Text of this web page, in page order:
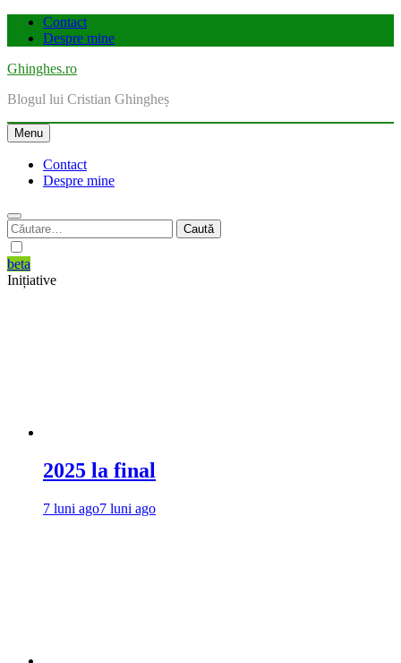
Skip
Contact
Despre mine
Ghinghes.ro
Blogul lui Cristian Ghingheș
Menu
Contact
Despre mine
Caută
după:
beta
Inițiative
2025 la final
7 luni ago7 luni ago